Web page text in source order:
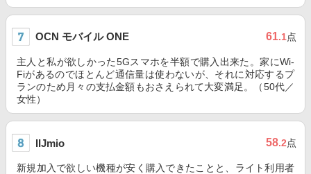
OCN モバイル ONE 61.1点
主人と私が欲しかった5Gスマホを半額で購入出来た。家にWi-
Fiがあるのでほとんど通信量は使わないが、それに対応するプ
ランのため月々の支払金額もおさえられて大変満足。（50代／
女性）
IIJmio 58.2点
新規加入で欲しい機種が安く購入できたことと、ライト利用者